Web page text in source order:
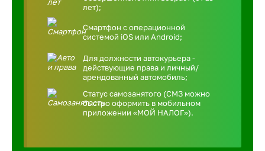
лет);
Смартфон с операционной
системой iOS или Android;
Для должности автокурьера -
действующие права и личный/
арендованный автомобиль;
Статус самозанятого (СМЗ можно
быстро оформить в мобильном
приложении «МОЙ НАЛОГ»).